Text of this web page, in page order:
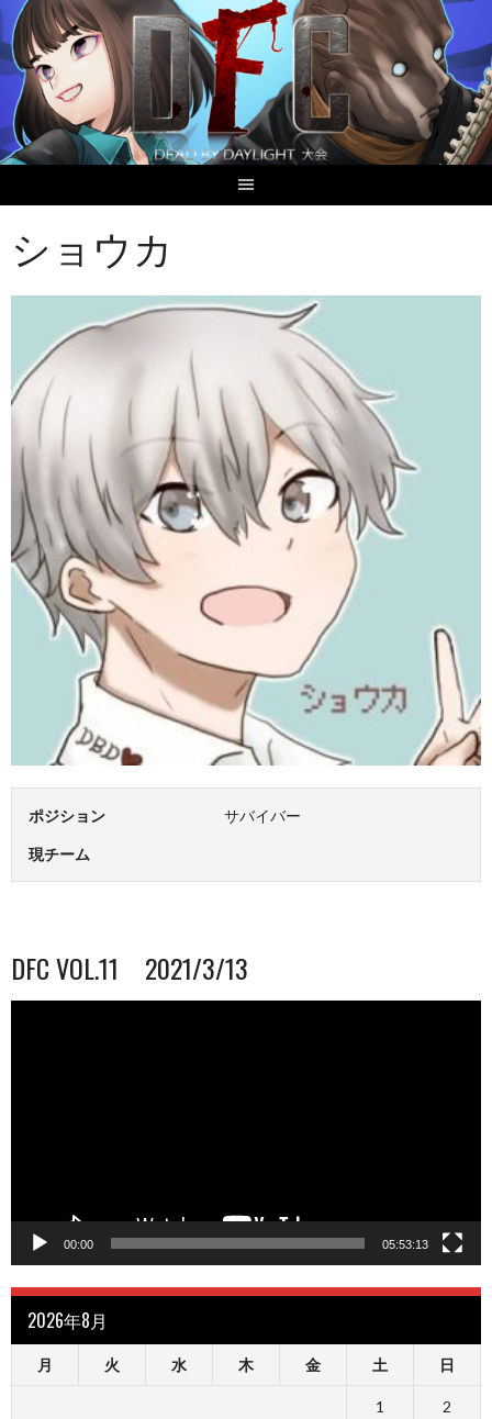
Skip
to
content
ショウカ
ポジション サバイバー
現チーム
DFC VOL.11 2021/3/13
00:00 05:53:13
2026年8月
月 火 水 木 金 土 日
1 2